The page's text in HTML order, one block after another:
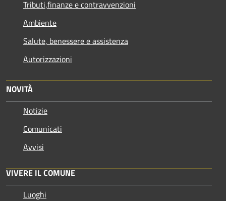
Tributi,finanze e contravvenzioni
Ambiente
Salute, benessere e assistenza
Autorizzazioni
NOVITÀ
Notizie
Comunicati
Avvisi
VIVERE IL COMUNE
Luoghi